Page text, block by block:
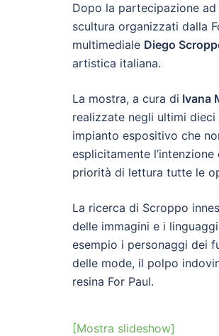
Dopo la partecipazione
scultura organizzati dalla
multimediale Diego
artistica italiana.
La mostra, a cura di Ivana
realizzate negli ultimi
impianto espositivo che
esplicitamente
priorità di lettura tutte le
La ricerca di Scroppo
delle immagini e i
esempio i personaggi dei
delle mode, il polpo
resina For Paul.
[Mostra slideshow]